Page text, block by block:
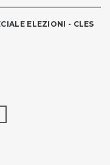
ELEZIONI - CLES